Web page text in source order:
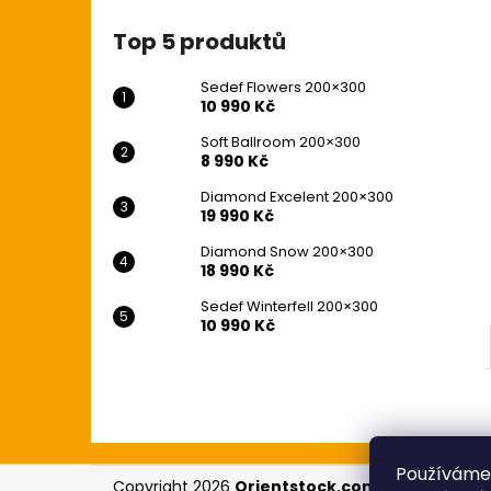
Top 5 produktů
Sedef Flowers 200×300
10 990 Kč
Soft Ballroom 200×300
8 990 Kč
Diamond Excelent 200×300
19 990 Kč
Diamond Snow 200×300
18 990 Kč
Sedef Winterfell 200×300
10 990 Kč
Původně:12 990 Kč
Z Copyright 2026 Orientstock.com . Všechna